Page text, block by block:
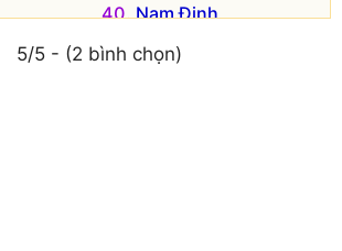
Nam Định
Nghệ An
Ninh Bình
5/5 - (2 bình chọn)